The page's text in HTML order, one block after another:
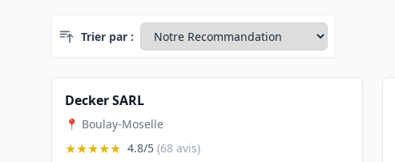
Trier par :
Decker SARL
📍 Boulay-Moselle
★★★★★ 4.8/5 (68 avis)